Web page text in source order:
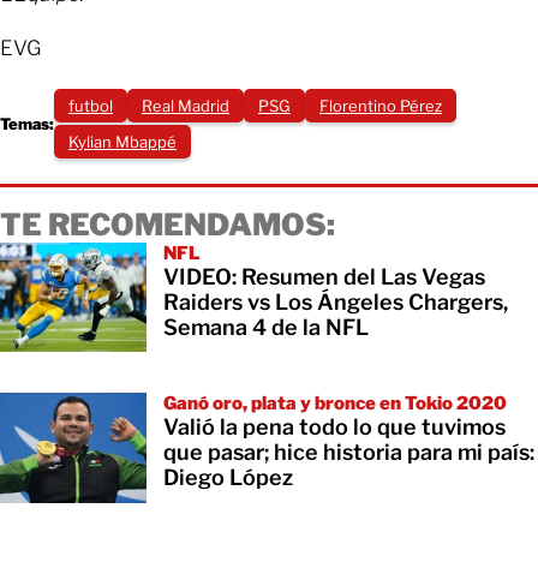
EVG
Temas:
futbol Real Madrid PSG
Florentino Pérez
Kylian Mbappé
TE RECOMENDAMOS:
NFL
VIDEO: Resumen del Las Vegas
Raiders vs Los Ángeles Chargers,
Semana 4 de la NFL
Ganó oro, plata y bronce en Tokio 2020
Valió la pena todo lo que tuvimos
que pasar; hice historia para mi país:
Diego López